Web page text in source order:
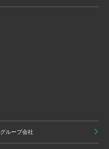
グループ会社